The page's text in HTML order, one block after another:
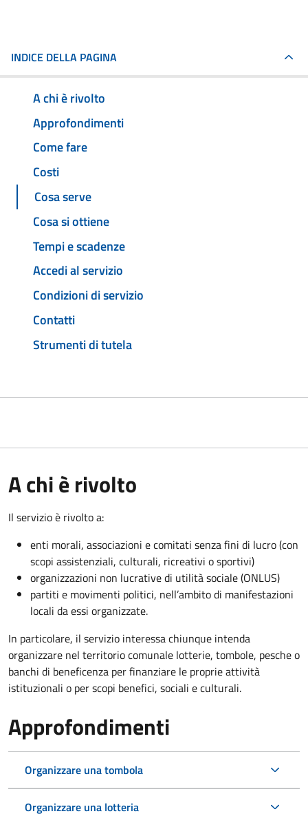
INDICE DELLA PAGINA
A chi è rivolto
Approfondimenti
Come fare
Costi
Cosa serve
Cosa si ottiene
Tempi e scadenze
Accedi al servizio
Condizioni di servizio
Contatti
Strumenti di tutela
A chi è rivolto
Il servizio è rivolto a:
enti morali, associazioni e comitati senza fini di lucro (con
scopi assistenziali, culturali, ricreativi o sportivi)
organizzazioni non lucrative di utilità sociale (ONLUS)
partiti e movimenti politici, nell’ambito di manifestazioni
locali da essi organizzate.
In particolare, il servizio interessa chiunque intenda
organizzare nel territorio comunale lotterie, tombole, pesche o
banchi di beneficenza per finanziare le proprie attività
istituzionali o per scopi benefici, sociali e culturali.
Approfondimenti
Organizzare una tombola
Organizzare una lotteria